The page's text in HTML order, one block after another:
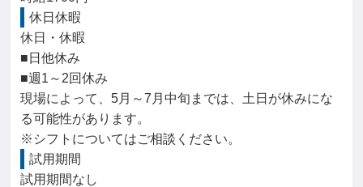
休日休暇
休日・休暇
■日他休み
■週1～2回休み
現場によって、5月～7月中旬までは、土日が休みにな
る可能性があります。
※シフトについてはご相談ください。
試用期間
試用期間なし